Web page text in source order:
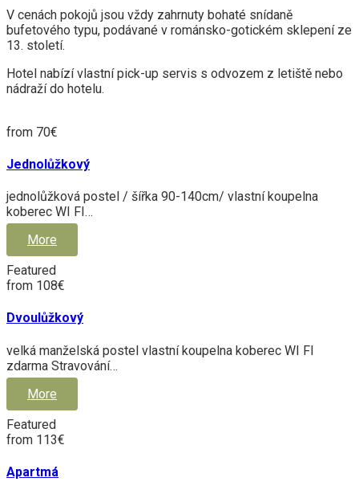
V cenách pokojů jsou vždy zahrnuty bohaté snídaně
bufetového typu, podávané v románsko-gotickém sklepení ze
13. století.
Hotel nabízí vlastní pick-up servis s odvozem z letiště nebo
nádraží do hotelu.
from 70€
Jednolůžkový
jednolůžková postel / šířka 90-140cm/ vlastní koupelna
koberec WI FI…
More
Featured
from 108€
Dvoulůžkový
velká manželská postel vlastní koupelna koberec WI FI
zdarma Stravování…
More
Featured
from 113€
Apartmá